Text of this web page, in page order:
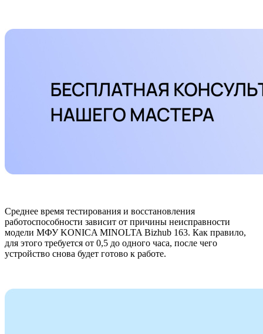
Среднее время тестирования и восстановления
работоспособности зависит от причины неисправности
модели МФУ KONICA MINOLTA Bizhub 163. Как правило,
для этого требуется от 0,5 до одного часа, после чего
устройство снова будет готово к работе.